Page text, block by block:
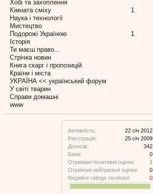
Активність:
22 січ 2012
Реєстрація:
25 січ 2009
Дописів:
342
Бали:
0
Отримані позитивні оцінки:
1
Отримані нейтральні оцінки:
0
Negative ratings received:
0
Хобі та захоплення
Кімната сміху
1
Наука і технології
Мистецтво
Подорожі Україною
1
Історія
Ти маєш право...
Стрічка новин
Книга скарг і пропозицій
Країни і міста
УКРАЇНА << український форум
У світі тварин
Справи домашні
www